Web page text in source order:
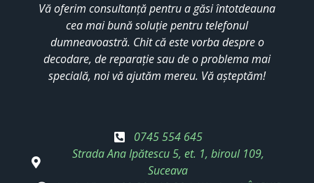
Vă oferim consultanță pentru a găsi întotdeauna
cea mai bună soluție pentru telefonul
dumneavoastră. Chit că este vorba despre o
decodare, de reparație sau de o problema mai
specială, noi vă ajutăm mereu. Vă așteptăm!
0745 554 645
Strada Ana Ipătescu 5, et. 1, biroul 109,
Suceava